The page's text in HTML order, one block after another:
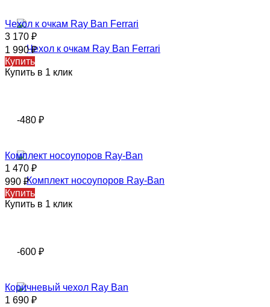
Чехол к очкам Ray Ban Ferrari
3 170 ₽
1 990₽
Купить
Купить в 1 клик
-480 ₽
Комплект носоупоров Ray-Ban
1 470 ₽
990 ₽
Купить
Купить в 1 клик
-600 ₽
Коричневый чехол Ray Ban
1 690 ₽